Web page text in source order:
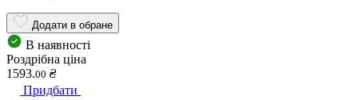
Додати в обране
В наявності
Роздрібна ціна
1593.00 ₴
Придбати